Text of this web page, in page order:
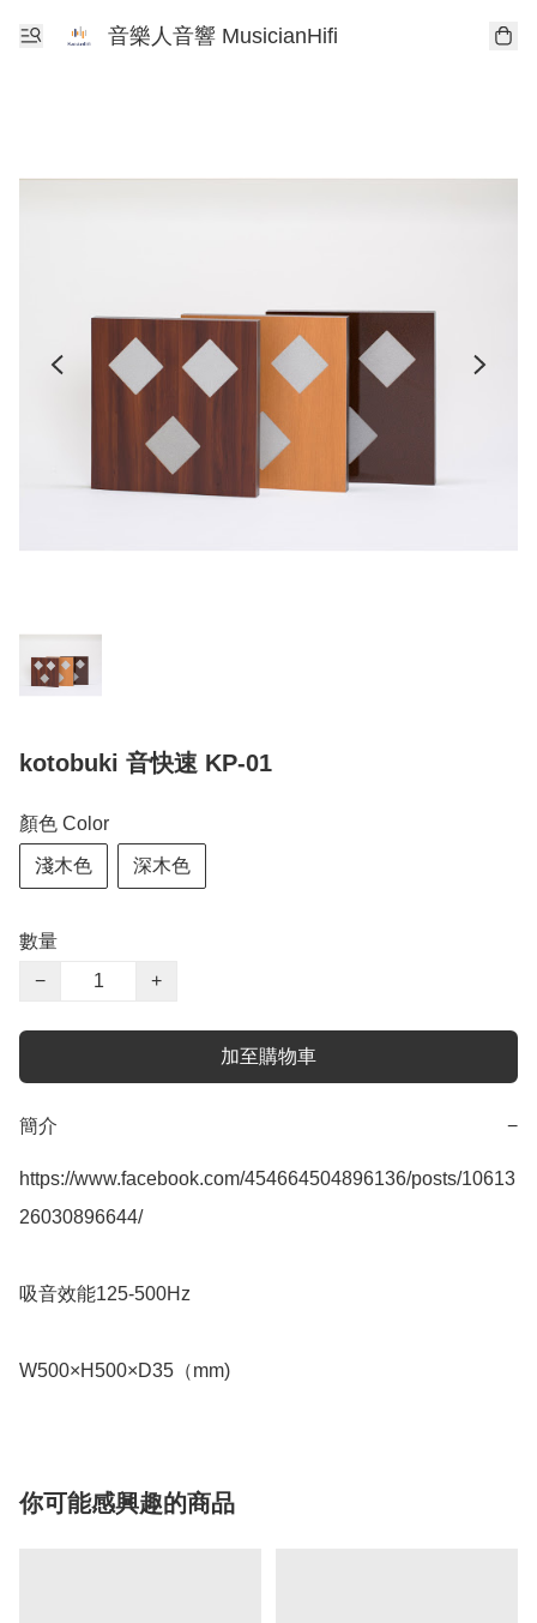
音樂人音響 MusicianHifi
kotobuki 音快速 KP-01
顏色 Color
淺木色 深木色
數量
−
+
加至購物車
簡介 −
https://www.facebook.com/454664504896136/posts/10613
26030896644/
吸音效能125-500Hz
W500×H500×D35（mm)
你可能感興趣的商品